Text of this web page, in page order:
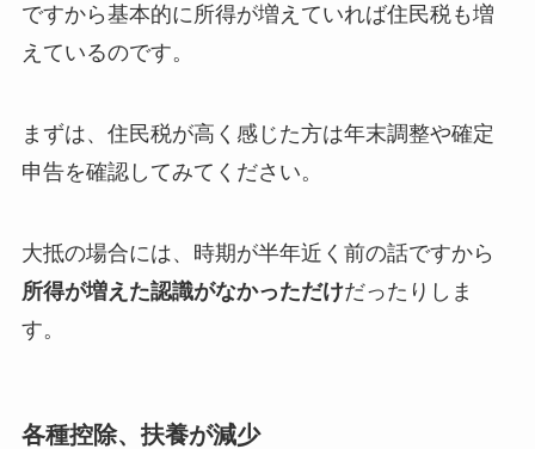
ですから基本的に所得が増えていれば住民税も増
えているのです。
まずは、住民税が高く感じた方は年末調整や確定
申告を確認してみてください。
大抵の場合には、時期が半年近く前の話ですから
所得が増えた認識がなかっただけだったりしま
す。
各種控除、扶養が減少